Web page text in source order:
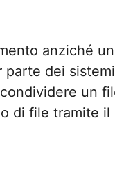
anziché
dei
un
di file tramite